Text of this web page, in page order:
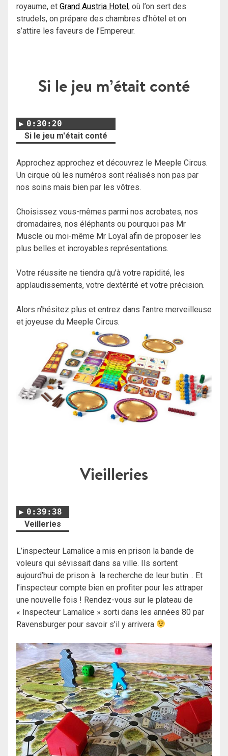
royaume, et Grand Austria Hotel, où l’on sert des
strudels, on prépare des chambres d’hôtel et on
s’attire les faveurs de l’Empereur.
Si le jeu m’était conté
0:30:20
Si le jeu m'était conté
Approchez approchez et découvrez le Meeple Circus.
Un cirque où les numéros sont réalisés non pas par
nos soins mais bien par les vôtres.
Choisissez vous-mêmes parmi nos acrobates, nos
dromadaires, nos éléphants ou pourquoi pas Mr
Muscle ou moi-même Mr Loyal afin de proposer les
plus belles et incroyables représentations.
Votre réussite ne tiendra qu’à votre rapidité, les
applaudissements, votre dextérité et votre précision.
Alors n’hésitez plus et entrez dans l’antre merveilleuse
et joyeuse du Meeple Circus.
Vieilleries
0:39:38
Veilleries
L’inspecteur Lamalice a mis en prison la bande de
voleurs qui sévissait dans sa ville. Ils sortent
aujourd’hui de prison à la recherche de leur butin… Et
l’inspecteur compte bien en profiter pour les attraper
une nouvelle fois ! Rendez-vous sur le plateau de
« Inspecteur Lamalice » sorti dans les années 80 par
Ravensburger pour savoir s’il y arrivera